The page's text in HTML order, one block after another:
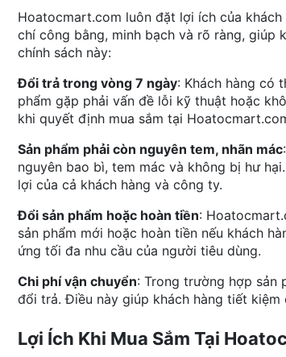
Hoatocmart.com luôn đặt lợi ích của khách
chí công bằng, minh bạch và rõ ràng, giúp
chính sách này:
Đổi trả trong vòng 7 ngày: Khách hàng có
phẩm gặp phải vấn đề lỗi kỹ thuật hoặc
khi quyết định mua sắm tại
Sản phẩm phải còn nguyên tem, nhãn mác
nguyên bao bì, tem mác và không bị hư
lợi của cả khách hàng và công ty.
Đổi sản phẩm hoặc hoàn tiền:
sản phẩm mới hoặc hoàn tiền nếu khách
ứng tối đa nhu cầu của người tiêu dùng.
Chi phí vận chuyển: Trong trường hợp sản
đổi trả. Điều này giúp khách hàng tiết
Lợi Ích Khi Mua Sắm Tại